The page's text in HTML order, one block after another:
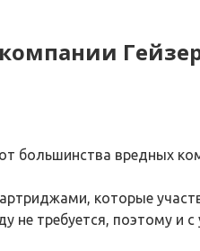
большинства вредных
которые
требуется, поэтому и